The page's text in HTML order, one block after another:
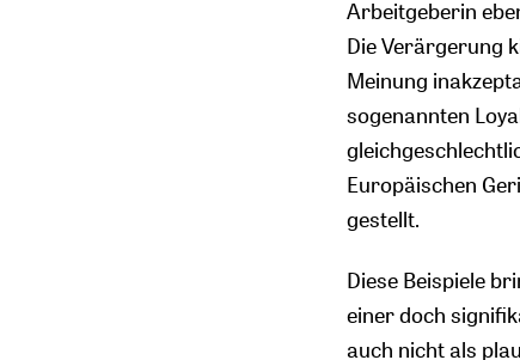
Arbeitgeberin
Die Verärgerung
Meinung
sogenannten
Europäischen
gestellt.
Diese Beispiele
einer doch
auch nicht als